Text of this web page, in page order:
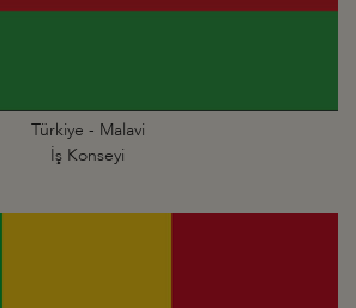
Türkiye - Malavi
İş Konseyi